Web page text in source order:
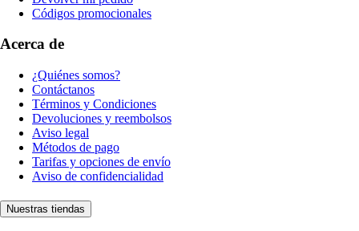
Códigos promocionales
Acerca de
¿Quiénes somos?
Contáctanos
Términos y Condiciones
Devoluciones y reembolsos
Aviso legal
Métodos de pago
Tarifas y opciones de envío
Aviso de confidencialidad
Nuestras tiendas